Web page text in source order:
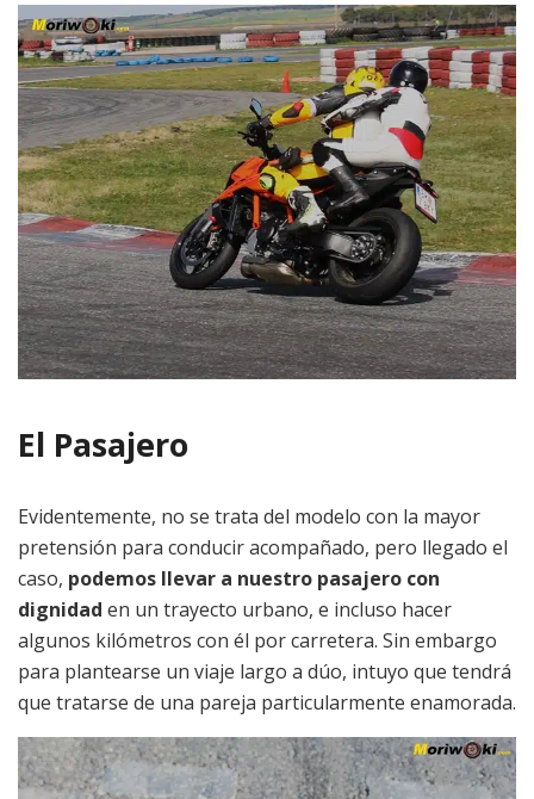
El Pasajero
Evidentemente, no se trata del modelo con la mayor
pretensión para conducir acompañado, pero llegado el
caso, podemos llevar a nuestro pasajero con
dignidad en un trayecto urbano, e incluso hacer
algunos kilómetros con él por carretera. Sin embargo
para plantearse un viaje largo a dúo, intuyo que tendrá
que tratarse de una pareja particularmente enamorada.